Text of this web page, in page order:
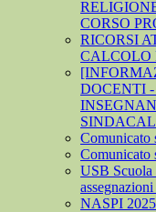
CORSO
RICORSI
CALCOLO
DOCENTI
Comunicato
Comunicato
USB Scuola
NASPI